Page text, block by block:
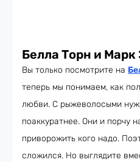
Белла Торн и
Вы только посмотрите на
теперь мы понимаем, как
любви. С рыжеволосыми
поаккуратнее. Они и порчу
приворожить кого надо.
сложился. Но выглядите